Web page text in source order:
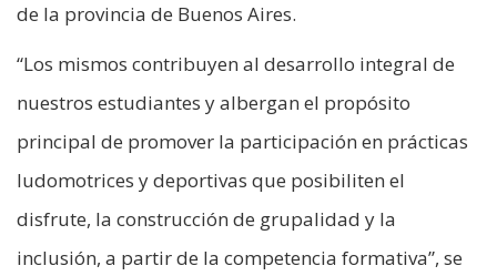
de la provincia de Buenos Aires.
“Los mismos contribuyen al desarrollo integral de
nuestros estudiantes y albergan el propósito
principal de promover la participación en prácticas
ludomotrices y deportivas que posibiliten el
disfrute, la construcción de grupalidad y la
inclusión, a partir de la competencia formativa”, se